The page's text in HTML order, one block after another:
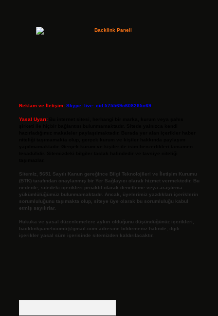
Reklam ve İletişim: Skype: live:.cid.575569c608265c69
Yasal Uyarı:
Sitemiz, 5651 Sayılı Kanun gereğince Bilgi Teknolojileri ve İletişim Kurumu
(BTK) tarafından onaylanmış bir Yer Sağlayıcı olarak hizmet vermektedir. Bu
nedenle, sitedeki içerikleri proaktif olarak denetleme veya araştırma
yükümlülüğümüz bulunmamaktadır. Ancak, üyelerimiz yazdıkları içeriklerin
sorumluluğunu taşımakta olup, siteye üye olarak bu sorumluluğu kabul
etmiş sayılırlar.
Hukuka ve yasal düzenlemelere aykırı olduğunu düşündüğünüz içerikleri,
backlinkpanelicomtr@gmail.com adresine bildirmeniz halinde, ilgili
içerikler yasal süre içerisinde sitemizden kaldırılacaktır.